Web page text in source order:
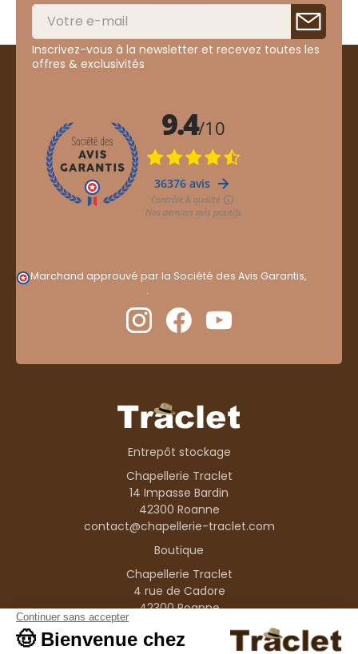
Inscrivez-vous à la newsletter et recevez toutes les
offres & exclusivités
Marchand approuvé par la Société des Avis Garantis,
.
Entrepôt stockage
Chapellerie Traclet
14 Impasse Bardin
42300 Roanne
contact@chapellerie-traclet.com
Boutique
Chapellerie Traclet
4 rue de Cadore
42300 Roanne